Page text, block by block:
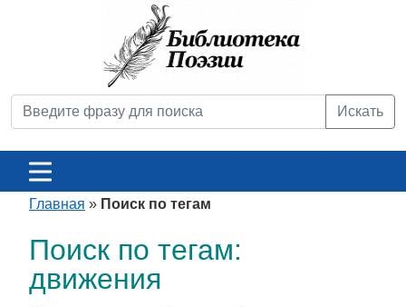
Искать
Главная » Поиск по тегам
Поиск по тегам:
движения